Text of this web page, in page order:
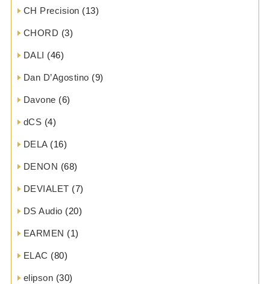
CH Precision (13)
CHORD (3)
DALI (46)
Dan D’Agostino (9)
Davone (6)
dCS (4)
DELA(16)
DENON (68)
DEVIALET (7)
DS Audio (20)
EARMEN (1)
ELAC (80)
elipson (30)